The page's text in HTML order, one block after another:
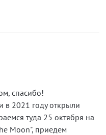
спасибо!
в 2021 году открыли
туда 25 октября на
Moon", приедем